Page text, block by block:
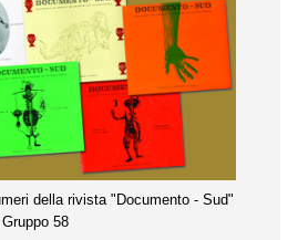
della rivista "Documento - Sud"
58